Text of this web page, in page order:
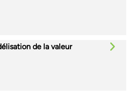
de la valeur